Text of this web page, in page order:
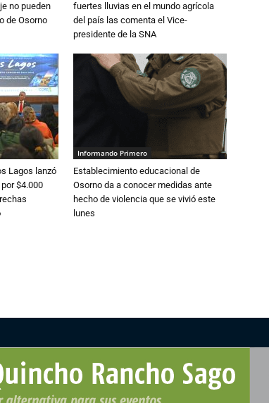
no pueden
de Osorno
fuertes lluvias en el mundo agrícola
del país las comenta el Vice-
presidente de la SNA
Lagos lanzó
$4.000
Informando Primero
Establecimiento educacional de
Osorno da a conocer medidas ante
hecho de violencia que se vivió este
lunes